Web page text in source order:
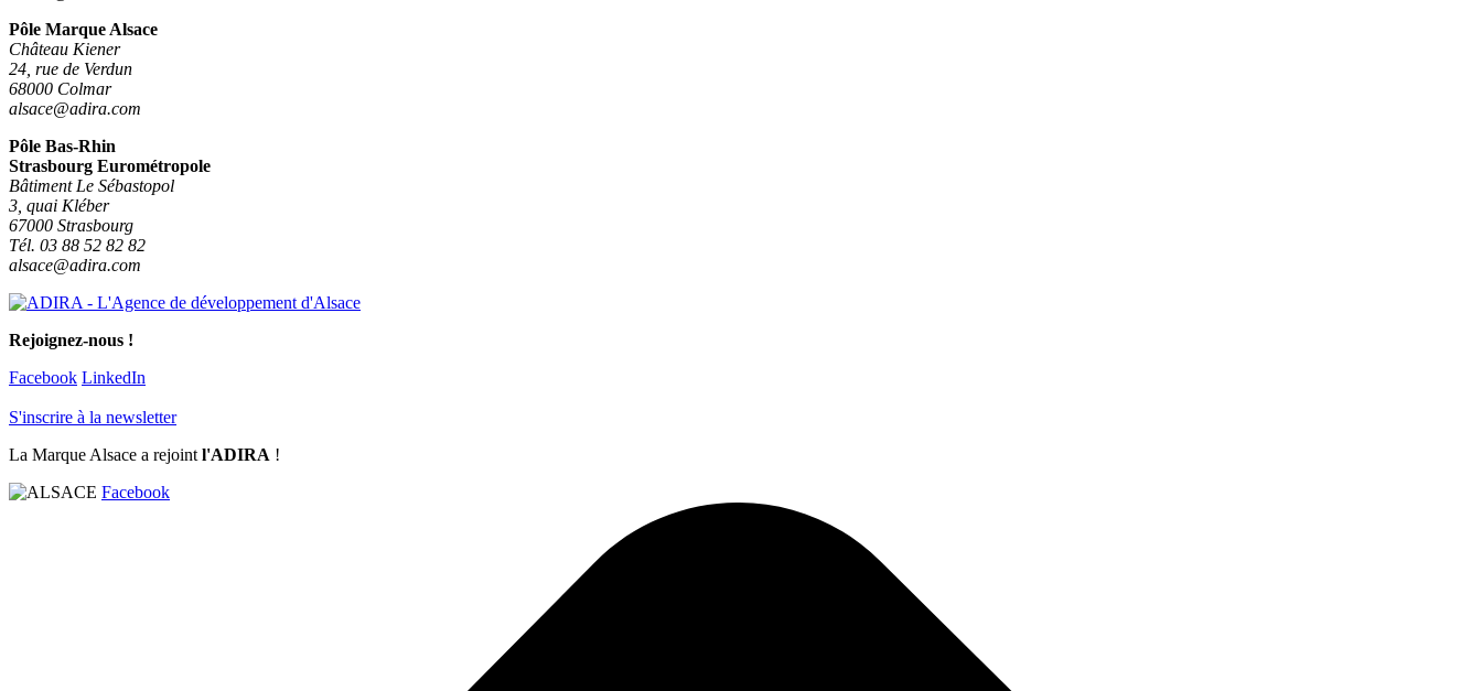
Pôle Marque Alsace
Château Kiener
24, rue de Verdun
68000 Colmar
alsace@adira.com
Pôle Bas-Rhin
Strasbourg Eurométropole
Bâtiment Le Sébastopol
3, quai Kléber
67000 Strasbourg
Tél. 03 88 52 82 82
alsace@adira.com
Rejoignez-nous !
Facebook LinkedIn
S'inscrire à la newsletter
La Marque Alsace a rejoint l'ADIRA !
Facebook